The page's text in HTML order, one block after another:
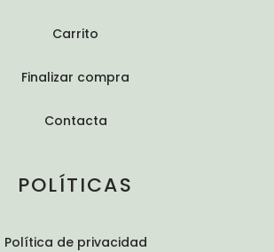
Carrito
Finalizar compra
Contacta
POLÍTICAS
Política de privacidad